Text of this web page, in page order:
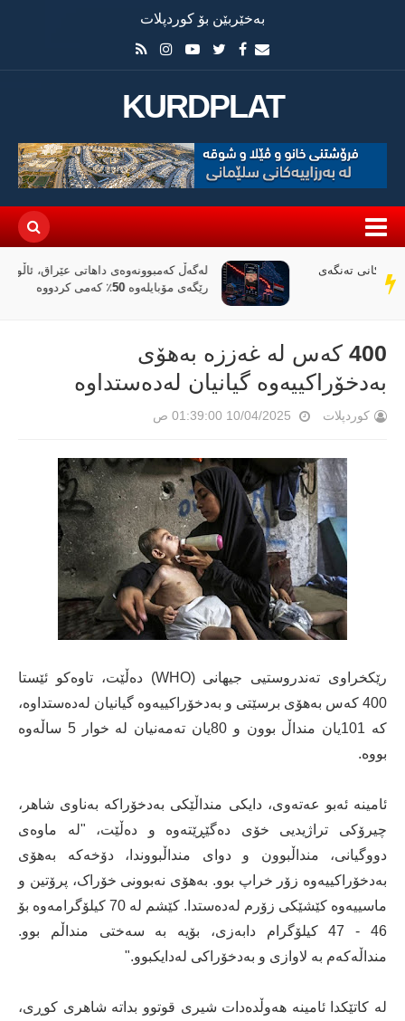
بەخێربێن بۆ کوردپلات
KURDPLAT
سەر
دێڕ
لەگەڵ کەمبوونەوەی داهاتی عێراق، ئاڵوگۆڕی پارە لە
رێگەی مۆبایلەوە 50٪ کەمی کردووە
400 کەس لە غەززە بەهۆی
بەدخۆراکییەوە گیانیان لەدەستداوە
کوردپلات 10/04/2025 01:39:00 ص
رێکخراوی تەندروستیی جیهانی (WHO) دەڵێت، تاوەکو ئێستا
400 کەس بەهۆی برسێتی و بەدخۆراکییەوە گیانیان لەدەستداوە،
کە 101یان منداڵ بوون و 80یان تەمەنیان لە خوار 5 ساڵەوە
بووە.
ئامینە ئەبو عەتەوی، دایکی منداڵێکی بەدخۆراکە بەناوی شاهر،
چیرۆکی تراژیدیی خۆی دەگێڕێتەوە و دەڵێت، "لە ماوەی
دووگیانی، منداڵبوون و دوای منداڵبووندا، دۆخەکە بەهۆی
بەدخۆراکییەوە زۆر خراپ بوو. بەهۆی نەبوونی خۆراک، پرۆتین و
ماسییەوە کێشێکی زۆرم لەدەستدا. کێشم لە 70 کیلۆگرامەوە بۆ
46 - 47 کیلۆگرام دابەزی، بۆیە بە سەختی منداڵم بوو.
منداڵەکەم بە لاوازی و بەدخۆراکی لەدایکبوو."
لە کاتێکدا ئامینە هەوڵدەدات شیری قوتوو بداتە شاهری کوڕی،